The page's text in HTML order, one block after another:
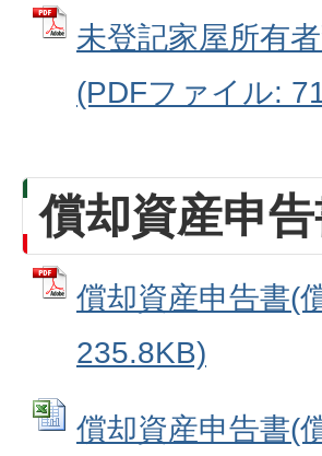
未登記家屋所有
(PDFファイル:
償却資産申
償却資産申告書(
235.8KB)
償却資産申告書(